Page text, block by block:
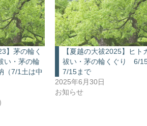
】茅の輪く
い・茅の輪
（7/1土は中
【夏越の大祓2025】ヒト
祓い・茅の輪くぐり 6/
7/15まで
2025年6月30日
お知らせ